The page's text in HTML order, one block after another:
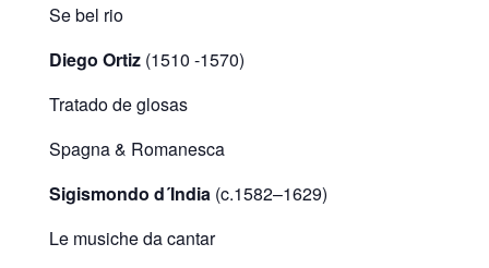
Se bel rio
Diego Ortiz(1510 -1570)
Tratado de glosas
Spagna & Romanesca
Sigismondo d´India (c.1582–1629)
Le musiche da cantar